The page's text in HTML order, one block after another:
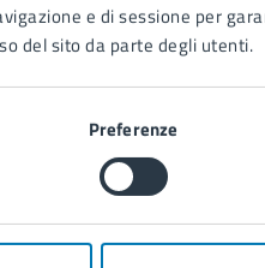
e di sessione per
del sito da parte degli utenti.
Preferenze